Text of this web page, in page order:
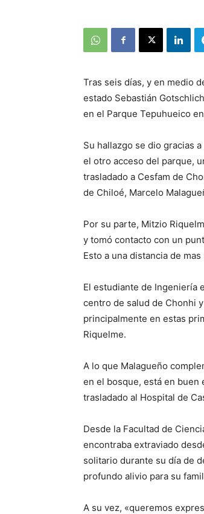
Tras seis días, y en medio
estado Sebastián
en el Parque Tepuhueico
Su hallazgo se dio gracias
el otro acceso del parque,
trasladado a Cesfam de
de Chiloé, Marcelo
Por su parte, Mitzio
y tomó contacto con un
Esto a una distancia de
El estudiante de Ingeniería
centro de salud de Chonhi
principalmente en estas
Riquelme.
A lo que Malagueño
en el bosque, está en buen
trasladado al Hospital de
Desde la Facultad de
encontraba extraviado
solitario durante su día de
profundo alivio para su
A su vez, «queremos